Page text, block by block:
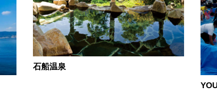
石船温泉